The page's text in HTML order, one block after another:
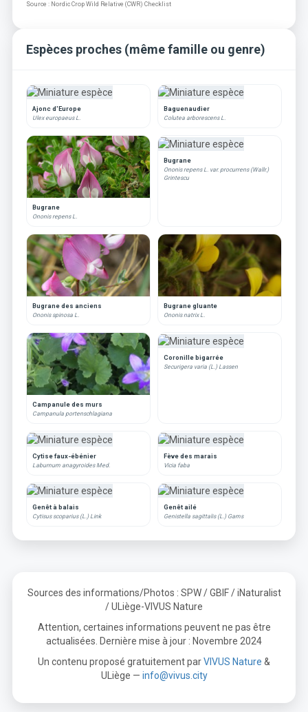
Source : Nordic Crop Wild Relative (CWR) Checklist
Espèces proches (même famille ou genre)
Ajonc d'Europe
Ulex europaeus L.
Baguenaudier
Colutea arborescens L.
Bugrane
Ononis repens L.
Bugrane
Ononis repens L. var. procurrens (Wallr.)
Grintescu
Bugrane des anciens
Ononis spinosa L.
Bugrane gluante
Ononis natrix L.
Campanule des murs
Campanula portenschlagiana
Coronille bigarrée
Securigera varia (L.) Lassen
Cytise faux-ébénier
Laburnum anagyroides Med.
Fève des marais
Vicia faba
Genêt à balais
Cytisus scoparius (L.) Link
Genêt ailé
Genistella sagittalis (L.) Gams
Sources des informations/Photos : SPW / GBIF / iNaturalist
/ ULiège-VIVUS Nature
Attention, certaines informations peuvent ne pas être
actualisées. Dernière mise à jour : Novembre 2024
Un contenu proposé gratuitement parVIVUS Nature &
ULiège — info@vivus.city